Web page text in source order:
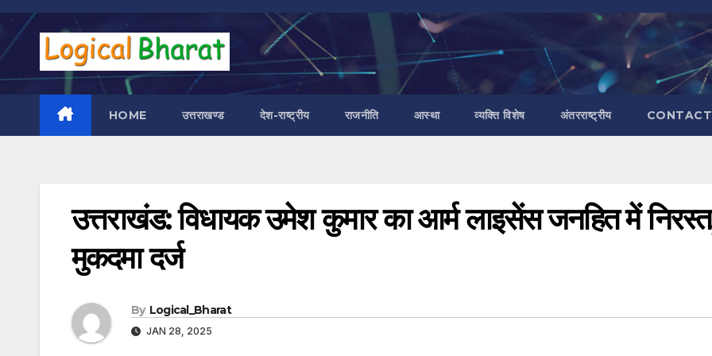
Skip
content
HOME उत्तराखण्ड देश-राष्ट्रीय राजनीति आस्था व्यक्ति विशेष अंतरराष्ट्रीय
उत्तराखंड: विधायक उमेश कुमार का आर्म लाइसेंस जनहित में
मुकदमा दर्ज
By Logical_Bharat
JAN 28, 2025